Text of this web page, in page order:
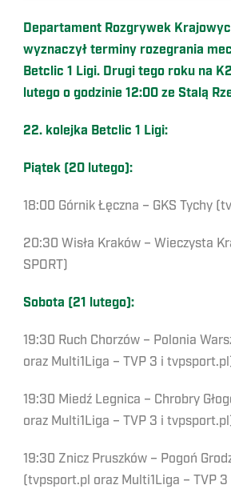
Departament Rozgrywek
wyznaczył terminy rozegrania
Betclic 1 Ligi. Drugi tego roku na
lutego o godzinie 12:00 ze Stalą
22. kolejka Betclic 1 Ligi:
Piątek (20 lutego):
18:00 Górnik Łęczna – GKS Tychy
20:30 Wisła Kraków – Wieczysta
SPORT)
Sobota (21 lutego):
19:30 Ruch Chorzów – Polonia
oraz Multi1Liga – TVP 3 i
19:30 Miedź Legnica – Chrobry
oraz Multi1Liga – TVP 3 i
19:30 Znicz Pruszków – Pogoń
(tvpsport.pl oraz Multi1Liga – TVP